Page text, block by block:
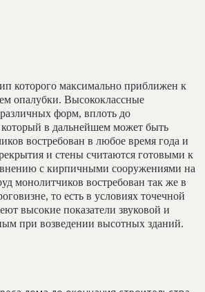
которого максимально приближен к
опалубки. Высококлассные
форм, вплоть до
в дальнейшем может быть
востребован в любое время года и
и стены считаются готовыми к
с кирпичными сооружениями на
монолитчиков востребован так же в
то есть в условиях точечной
высокие показатели звуковой и
при возведении высотных зданий.